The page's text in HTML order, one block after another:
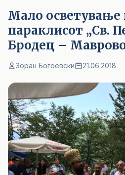
Мало осветување
параклисот „Св.
Бродец –
Зоран Богоевски 21.06.2018